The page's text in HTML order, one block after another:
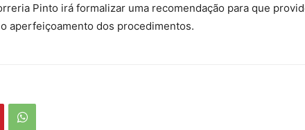
Pinto irá formalizar uma recomendação para que
aperfeiçoamento dos procedimentos.